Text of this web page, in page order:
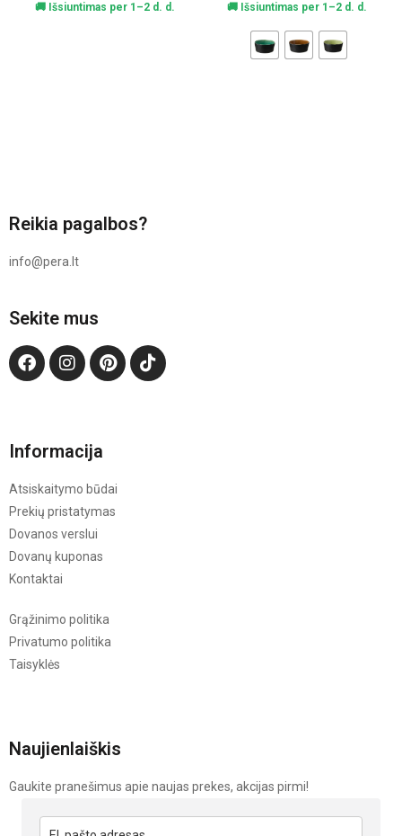
🚚 Išsiuntimas per 1–2 d. d. 🚚 Išsiuntimas per 1–2 d. d.
Reikia pagalbos?
info@pera.lt
Sekite mus
Informacija
Atsiskaitymo būdai
Prekių pristatymas
Dovanos verslui
Dovanų kuponas
Kontaktai
Grąžinimo politika
Privatumo politika
Taisyklės
Naujienlaiškis
Gaukite pranešimus apie naujas prekes, akcijas pirmi!